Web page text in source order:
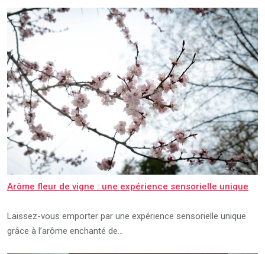
Arôme fleur de vigne : une expérience sensorielle unique
Laissez-vous emporter par une expérience sensorielle unique
grâce à l’arôme enchanté de…